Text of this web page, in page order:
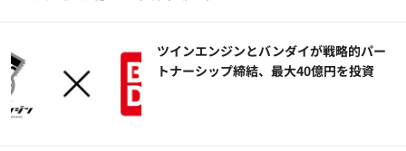
ツインエンジンとバンダイが戦略的パー
トナーシップ締結、最大40億円を投資